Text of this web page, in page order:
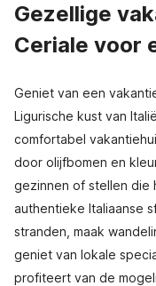
Gezellige
Ceriale voor
Geniet van een
Ligurische kust van
comfortabel
door olijfbomen en
gezinnen of stellen die
authentieke Italiaanse
stranden, maak
geniet van lokale
profiteert van de